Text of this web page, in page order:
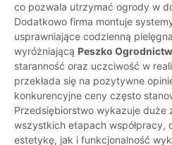
co pozwala utrzymać ogrody w
Dodatkowo firma montuje
usprawniające codzienną
wyróżniającą Peszko
staranność oraz uczciwość w
przekłada się na pozytywne
konkurencyjne ceny często
Przedsiębiorstwo wykazuje duże
wszystkich etapach współpracy,
estetykę, jak i funkcjonalność